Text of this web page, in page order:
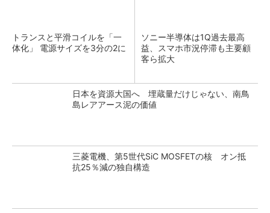
トランスと平滑コイルを「一
体化」 電源サイズを3分の2に
ソニー半導体は1Q過去最高
益、スマホ市況停滞も主要顧
客ら拡大
日本を資源大国へ 埋蔵量だけじゃない、南鳥
島レアアース泥の価値
三菱電機、第5世代SiC MOSFETの核 オン抵
抗25％減の独自構造